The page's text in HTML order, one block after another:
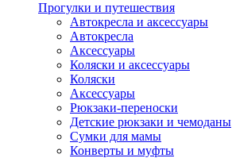
Прогулки и путешествия
Автокресла и аксессуары
Автокресла
Аксессуары
Коляски и аксессуары
Коляски
Аксессуары
Рюкзаки-переноски
Детские рюкзаки и чемоданы
Сумки для мамы
Конверты и муфты